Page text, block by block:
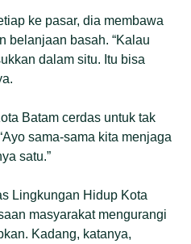
ke pasar, dia membawa
belanjaan basah. “Kalau
dalam situ. Itu bisa
Batam cerdas untuk tak
sama-sama kita menjaga
satu.”
Lingkungan Hidup Kota
masyarakat mengurangi
Kadang, katanya,